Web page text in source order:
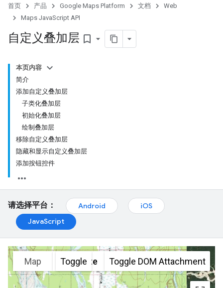
首页 产品 Google Maps Platform 文档
Web
Maps JavaScript API
自定义叠加层 bookmark_border
本页内容
简介
添加自定义叠加层
子类化叠加层
初始化叠加层
绘制叠加层
移除自定义叠加层
隐藏和显示自定义叠加层
添加按钮控件
请选择平台： Android
iOS
JavaScript